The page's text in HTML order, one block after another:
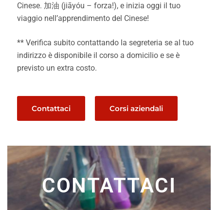
Cinese. 加油 (jiāyóu – forza!), e inizia oggi il tuo
viaggio nell’apprendimento del Cinese!
** Verifica subito contattando la segreteria se al tuo
indirizzo è disponibile il corso a domicilio e se è
previsto un extra costo.
Contattaci Corsi aziendali
CONTATTACI